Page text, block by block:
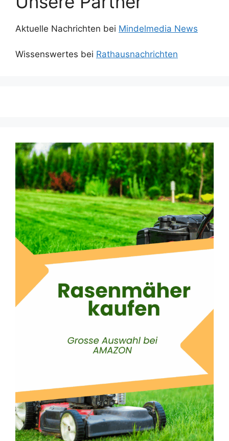
Aktuelle Nachrichten bei Mindelmedia News
Wissenswertes bei Rathausnachrichten